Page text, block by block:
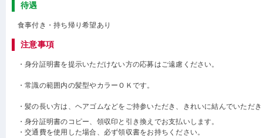
待遇
食事付き・持ち帰り希望あり
注意事項
・身分証明書を提示いただけない方の応募はご遠慮ください。
・常識の範囲内の髪型やカラーＯＫです。
・髪の長い方は、ヘアゴムなどをご持参いただき、きれいに結んでいただ
・身分証明書のコピー、領収印と引き換えでお支払いします。
・交通費を使用した場合、必ず領収書をお持ちください。